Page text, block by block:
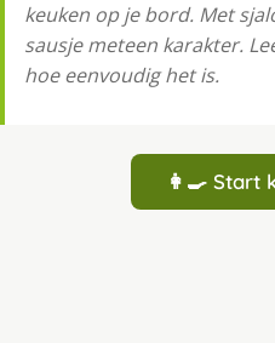
keuken op je bord. Met
sausje meteen karakter.
hoe eenvoudig het is.
👩‍🍳 Start